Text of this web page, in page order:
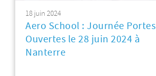
18 juin 2024
Aero School : Journée Portes
Ouvertes le 28 juin 2024 à
Nanterre